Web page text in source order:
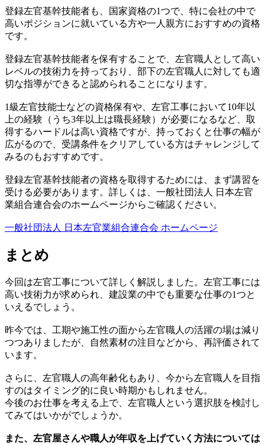
登録左官基幹技能者も、国家資格の1つで、特に会社の中で
高いポジションに就いている方や一人親方におすすめの資格
です。
登録左官基幹技能者を保有することで、左官職人として高い
レベルの技術力を持っており、部下の左官職人に対しても適
切な指導ができると認められることになります。
1級左官技能士などの資格保有や、左官工事において10年以
上の経験（うち3年以上は職長経験）が必要になるなど、取
得するハードルは高い資格ですが、持っておくと仕事の幅が
広がるので、受講条件をクリアしている方はチャレンジして
みるのもおすすめです。
登録左官基幹技能者の資格を取得するためには、まず講習を
受ける必要があります。詳しくは、一般社団法人 日本左官
業組合連合会のホームページからご確認ください。
一般社団法人 日本左官業組合連合会 ホームページ
まとめ
今回は左官工事について詳しく解説しました。左官工事には
高い技術力が求められ、建設業の中でも重要な仕事の1つと
いえるでしょう。
昨今では、工期や施工性の面から左官職人の活躍の場は減り
つつありましたが、自然素材の注目などから、再評価されて
います。
さらに、左官職人の高年齢化もあり、今から左官職人を目指
すのはタイミング的に良い時期かもしれません。
今後のお仕事を考える上で、左官職人という選択肢を検討し
てみてはいかがでしょうか。
また、左官屋さんや職人が年収を上げていく方法については